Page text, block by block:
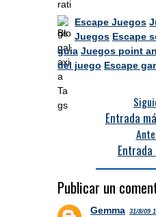
Escape Juegos
Juegos Escape
guia Juegos point
del juego Escape
Entrada
Publicar un
Gemma 31/8/09